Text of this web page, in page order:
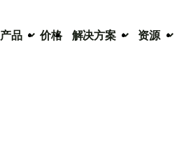
产品 价格 解决方案 资源